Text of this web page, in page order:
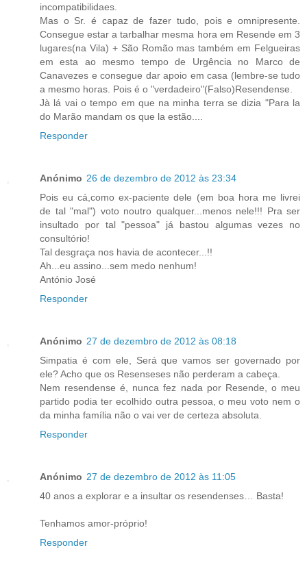
incompatibilidaes.
Mas o Sr. é capaz de fazer tudo, pois e omnipresente.
Consegue estar a tarbalhar mesma hora em Resende em 3
lugares(na Vila) + São Romão mas também em Felgueiras
em esta ao mesmo tempo de Urgência no Marco de
Canavezes e consegue dar apoio em casa (lembre-se tudo
a mesmo horas. Pois é o "verdadeiro"(Falso)Resendense.
Jà lá vai o tempo em que na minha terra se dizia "Para la
do Marão mandam os que la estão....
Responder
Anónimo 26 de dezembro de 2012 às 23:34
Pois eu cá,como ex-paciente dele (em boa hora me livrei
de tal "mal") voto noutro qualquer...menos nele!!! Pra ser
insultado por tal "pessoa" já bastou algumas vezes no
consultório!
Tal desgraça nos havia de acontecer...!!
Ah...eu assino...sem medo nenhum!
António José
Responder
Anónimo 27 de dezembro de 2012 às 08:18
Simpatia é com ele, Será que vamos ser governado por
ele? Acho que os Resenseses não perderam a cabeça.
Nem resendense é, nunca fez nada por Resende, o meu
partido podia ter ecolhido outra pessoa, o meu voto nem o
da minha família não o vai ver de certeza absoluta.
Responder
Anónimo 27 de dezembro de 2012 às 11:05
40 anos a explorar e a insultar os resendenses… Basta!
Tenhamos amor-próprio!
Responder